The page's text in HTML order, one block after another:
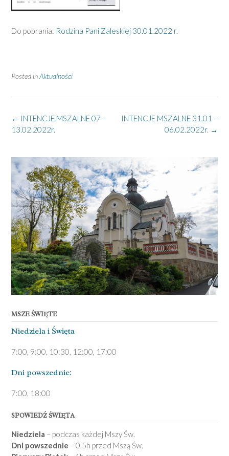
Do pobrania: Rodzina Pani Zaleskiej 30.01.2022 r.
Posted inAktualności
Post
navigation
INTENCJE MSZALNE 31.01 –
06.02.2022r. →
← INTENCJE MSZALNE 07 –
13.02.2022r.
MSZE ŚWIĘTE
Niedziela ­i Święta
7:00, 9:00, 10:30, 12:00, 17:00
Dni pows­zednie:
7­:00, 18:00­
SPOWIEDŹ ŚWIĘTA
Niedziela – podczas każdej Mszy Św.
Dni powszednie – 0,5h przed Mszą Św.